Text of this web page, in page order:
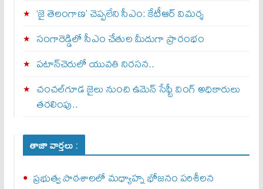
‘జై తెలంగాణ’ చెప్పలేని సీఎం: కేటీఆర్ విమర్శ
సంగారెడ్డిలో సీఎం చేతుల మీదుగా ప్రారంభం
పటాన్‌చెరులో యువతి నిరసన..
చంచల్‌గూడ జైలు నుంచి ఉమెన్ సేఫ్టీ వింగ్ అధికారులు
తరలింపు..
తాజా వార్తలు :
ప్రభుత్వ పాఠశాలలో మధ్యాహ్న భోజనం పరిశీలన